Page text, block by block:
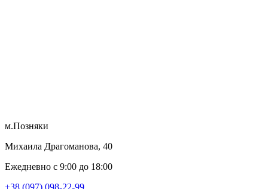
м.Позняки
Михаила Драгоманова, 40
Ежедневно с 9:00 до 18:00
+38 (097) 098-22-99